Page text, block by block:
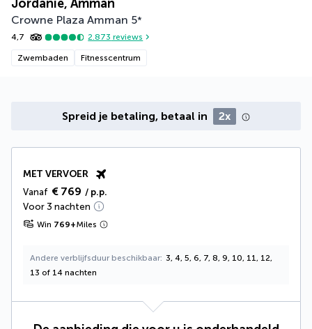
Jordanië, Amman
Crowne Plaza Amman 5*
4,7 2.873 reviews
Zwembaden Fitnesscentrum
Spreid je betaling, betaal in 2x
MET VERVOER
Vanaf € 769 / p.p.
Voor 3 nachten
Win 769+Miles
Andere verblijfsduur beschikbaar 3, 4, 5, 6, 7, 8, 9, 10, 11, 12,
13 of 14 nachten